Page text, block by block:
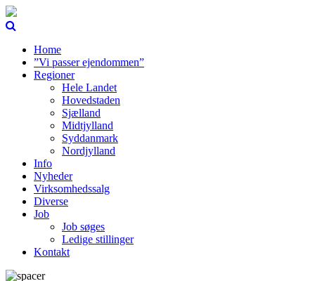
Home
”Vi passer ejendommen”
Regioner
Hele Landet
Hovedstaden
Sjælland
Midtjylland
Syddanmark
Nordjylland
Info
Nyheder
Virksomhedssalg
Diverse
Job
Job søges
Ledige stillinger
Kontakt